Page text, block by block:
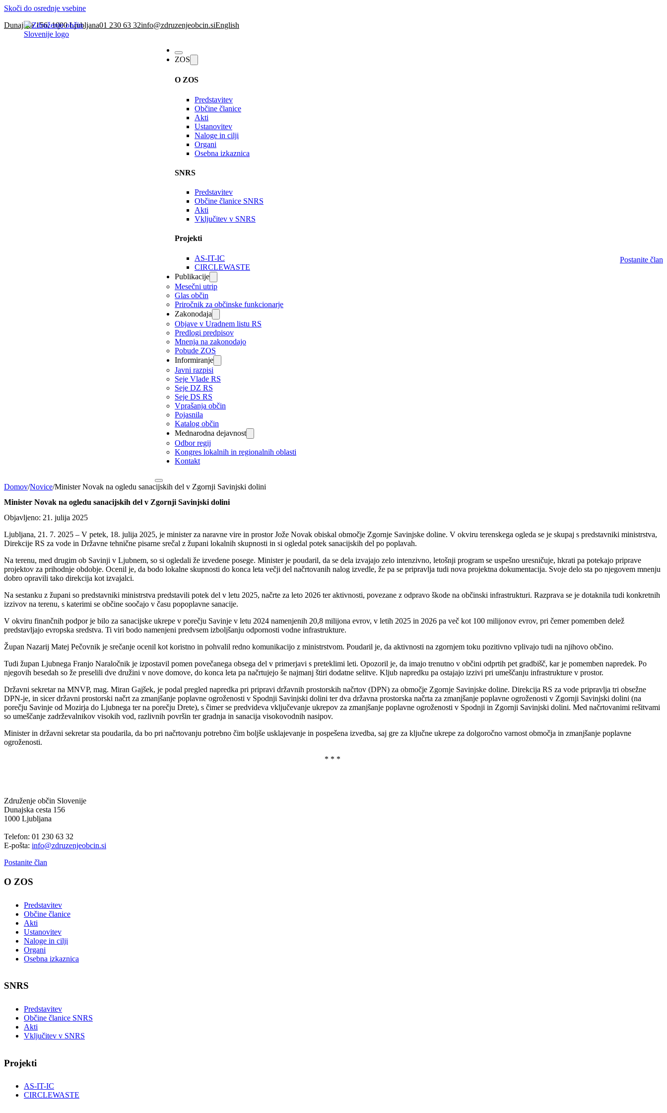
Skoči do osrednje vsebine
Dunajska 156, 1000 Ljubljana01 230 63 32info@zdruzenjeobcin.siEnglish
ZOS
O ZOS
Predstavitev
Občine članice
Akti
Ustanovitev
Naloge in cilji
Organi
Osebna izkaznica
SNRS
Predstavitev
Občine članice SNRS
Akti
Vključitev v SNRS
Projekti
AS-IT-IC
CIRCLEWASTE
Publikacije
Mesečni utrip
Glas občin
Priročnik za občinske funkcionarje
Zakonodaja
Objave v Uradnem listu RS
Predlogi predpisov
Mnenja na zakonodajo
Pobude ZOS
Informiranje
Javni razpisi
Seje Vlade RS
Seje DZ RS
Seje DS RS
Vprašanja občin
Pojasnila
Katalog občin
Mednarodna dejavnost
Odbor regij
Kongres lokalnih in regionalnih oblasti
Kontakt
Postanite član
Domov/Novice/Minister Novak na ogledu sanacijskih del v Zgornji Savinjski dolini
Minister Novak na ogledu sanacijskih del v Zgornji Savinjski dolini
Objavljeno: 21. julija 2025
Ljubljana, 21. 7. 2025 – V petek, 18. julija 2025, je minister za naravne vire in prostor Jože Novak obiskal območje Zgornje Savinjske doline. V okviru terenskega ogleda se je skupaj s predstavniki ministrstva,
Direkcije RS za vode in Državne tehnične pisarne srečal z župani lokalnih skupnosti in si ogledal potek sanacijskih del po poplavah.
Na terenu, med drugim ob Savinji v Ljubnem, so si ogledali že izvedene posege. Minister je poudaril, da se dela izvajajo zelo intenzivno, letošnji program se uspešno uresničuje, hkrati pa potekajo priprave
projektov za prihodnje obdobje. Ocenil je, da bodo lokalne skupnosti do konca leta večji del načrtovanih nalog izvedle, že pa se pripravlja tudi nova projektna dokumentacija. Svoje delo sta po njegovem mnenju
dobro opravili tako direkcija kot izvajalci.
Na sestanku z župani so predstavniki ministrstva predstavili potek del v letu 2025, načrte za leto 2026 ter aktivnosti, povezane z odpravo škode na občinski infrastrukturi. Razprava se je dotaknila tudi konkretnih
izzivov na terenu, s katerimi se občine soočajo v času popoplavne sanacije.
V okviru finančnih podpor je bilo za sanacijske ukrepe v porečju Savinje v letu 2024 namenjenih 20,8 milijona evrov, v letih 2025 in 2026 pa več kot 100 milijonov evrov, pri čemer pomemben delež
predstavljajo evropska sredstva. Ti viri bodo namenjeni predvsem izboljšanju odpornosti vodne infrastrukture.
Župan Nazarij Matej Pečovnik je srečanje ocenil kot koristno in pohvalil redno komunikacijo z ministrstvom. Poudaril je, da aktivnosti na zgornjem toku pozitivno vplivajo tudi na njihovo občino.
Tudi župan Ljubnega Franjo Naraločnik je izpostavil pomen povečanega obsega del v primerjavi s preteklimi leti. Opozoril je, da imajo trenutno v občini odprtih pet gradbišč, kar je pomemben napredek. Po
njegovih besedah so že preselili dve družini v nove domove, do konca leta pa načrtujejo še najmanj štiri dodatne selitve. Kljub napredku pa ostajajo izzivi pri umeščanju infrastrukture v prostor.
Državni sekretar na MNVP, mag. Miran Gajšek, je podal pregled napredka pri pripravi državnih prostorskih načrtov (DPN) za območje Zgornje Savinjske doline. Direkcija RS za vode pripravlja tri obsežne
DPN-je, in sicer državni prostorski načrt za zmanjšanje poplavne ogroženosti v Spodnji Savinjski dolini ter dva državna prostorska načrta za zmanjšanje poplavne ogroženosti v Zgornji Savinjski dolini (na
porečju Savinje od Mozirja do Ljubnega ter na porečju Drete), s čimer se predvideva vključevanje ukrepov za zmanjšanje poplavne ogroženosti v Spodnji in Zgornji Savinjski dolini. Med načrtovanimi rešitvami
so umeščanje zadrževalnikov visokih vod, razlivnih površin ter gradnja in sanacija visokovodnih nasipov.
Minister in državni sekretar sta poudarila, da bo pri načrtovanju potrebno čim boljše usklajevanje in pospešena izvedba, saj gre za ključne ukrepe za dolgoročno varnost območja in zmanjšanje poplavne
ogroženosti.
* * *
Združenje občin Slovenije
Dunajska cesta 156
1000 Ljubljana
Telefon: 01 230 63 32
E-pošta: info@zdruzenjeobcin.si
Postanite član
O ZOS
Predstavitev
Občine članice
Akti
Ustanovitev
Naloge in cilji
Organi
Osebna izkaznica
SNRS
Predstavitev
Občine članice SNRS
Akti
Vključitev v SNRS
Projekti
AS-IT-IC
CIRCLEWASTE